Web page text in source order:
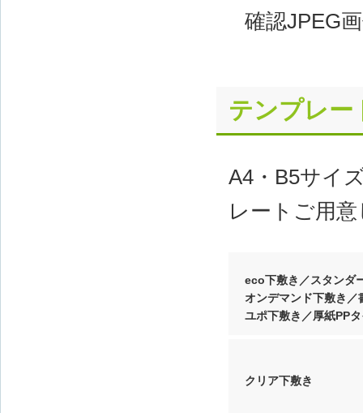
確認JPEG
テンプレー
A4・B5サイ
レートご用
eco下敷き／スタンダ
オンデマンド下敷き／
ユポ下敷き／厚紙PP
クリア下敷き